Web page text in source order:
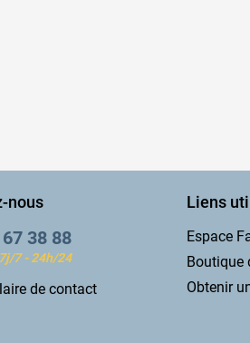
nous
38 88
7j/7 - 24h/24
de contact
Liens
Espace
Boutique
Obtenir